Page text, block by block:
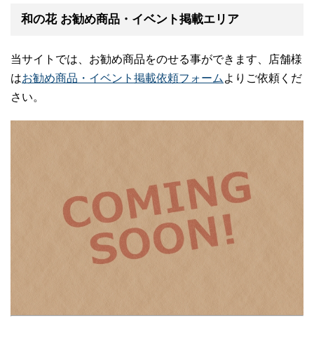
和の花 お勧め商品・イベント掲載エリア
当サイトでは、お勧め商品をのせる事ができます、店舗様
はお勧め商品・イベント掲載依頼フォーム よりご依頼くだ
さい。